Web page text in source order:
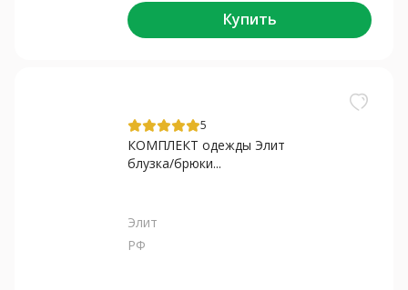
Купить
5
КОМПЛЕКТ одежды Элит
блузка/брюки...
Элит
РФ